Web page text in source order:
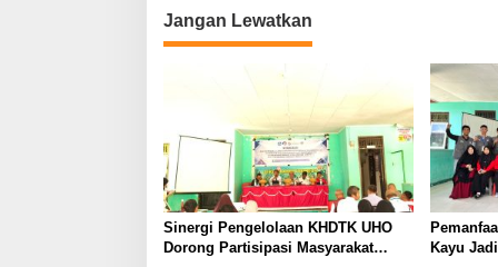
p
o
Jangan Lewatkan
Sinergi Pengelolaan KHDTK UHO
Dorong Partisipasi Masyarakat
Kayu